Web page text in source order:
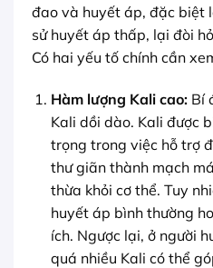
đao và huyết áp, đặc biệt
sử huyết áp thấp, lại đòi
Có hai yếu tố chính cần
Hàm lượng Kali cao:Bí
Kali dồi dào. Kali được
trọng trong việc hỗ trợ
thư giãn thành mạch
thừa khỏi cơ thể. Tuy
huyết áp bình thường
ích. Ngược lại, ở người
quá nhiều Kali có thể